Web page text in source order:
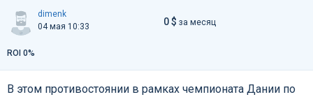
dimenk
04 мая 10:33
0 $ за месяц
ROI 0%
В этом противостоянии в рамках чемпионата Дании по